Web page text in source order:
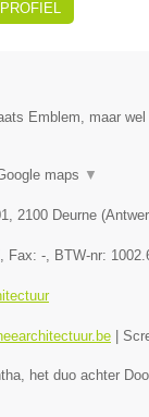
Emblem, maar
maps ▼
, 2100 Deurne (
, Fax: -, BTW-nr:
het duo achter